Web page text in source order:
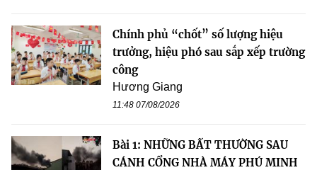
Chính phủ “chốt” số lượng hiệu
trưởng, hiệu phó sau sắp xếp trường
công
Hương Giang
11:48 07/08/2026
Bài 1: NHỮNG BẤT THƯỜNG SAU
CÁNH CỔNG NHÀ MÁY PHÚ MINH